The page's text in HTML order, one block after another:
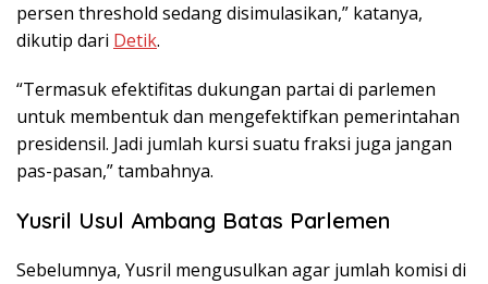
persen threshold sedang disimulasikan,” katanya,
dikutip dari Detik.
“Termasuk efektifitas dukungan partai di parlemen
untuk membentuk dan mengefektifkan pemerintahan
presidensil. Jadi jumlah kursi suatu fraksi juga jangan
pas-pasan,” tambahnya.
Yusril Usul Ambang Batas Parlemen
Sebelumnya, Yusril mengusulkan agar jumlah komisi di